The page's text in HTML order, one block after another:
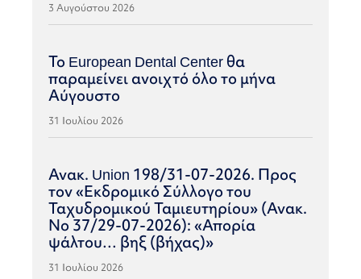
3 Αυγούστου 2026
Το European Dental Center θα
παραμείνει ανοιχτό όλο το μήνα
Αύγουστο
31 Ιουλίου 2026
Ανακ. Union 198/31-07-2026. Προς
τον «Εκδρομικό Σύλλογο του
Ταχυδρομικού Ταμιευτηρίου» (Ανακ.
Νο 37/29-07-2026): «Απορία
ψάλτου… βηξ (βήχας)»
31 Ιουλίου 2026